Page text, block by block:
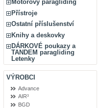
Motorový paragliding
Přístroje
Ostatní příslušenství
Knihy a deskovky
DÁRKOVÉ poukazy a
TANDEM paragliding
Letenky
VÝROBCI
Advance
AIR³
BGD